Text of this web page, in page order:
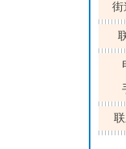
街
联